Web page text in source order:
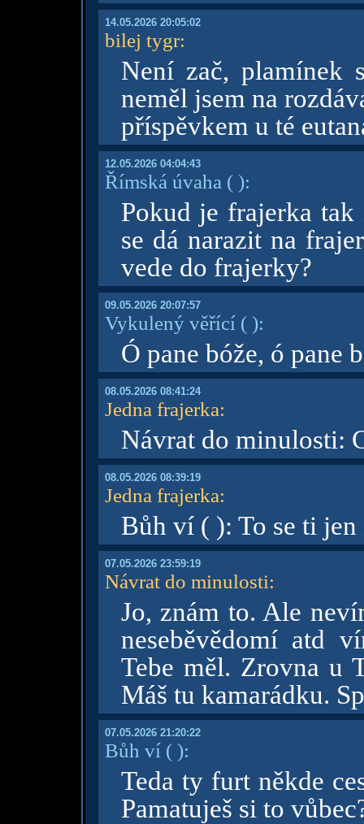
14.05.2026 20:05:02
bilej tygr:
Není zač, plamínek
neměl jsem na
příspěvkem u té
12.05.2026 04:04:43
Římská úvaha ( ):
Pokud je frajerka tak
se dá narazit na
vede do frajerky?
09.05.2026 20:07:57
Vykulený věřící( ):
Ó pane bóže, ó pane
08.05.2026 08:41:24
Jedna frajerka:
Návrat do minulosti:
08.05.2026 08:39:19
Jedna frajerka:
Bůh ví ( ): To se ti jen
07.05.2026 23:59:19
Návrat do minulosti:
Jo, znám to. Ale
neseběvědomí atd
Tebe měl. Zrovna u
Máš tu kamarádku.
07.05.2026 21:20:22
Bůh ví( ):
Teda ty furt někde
Pamatuješ si to